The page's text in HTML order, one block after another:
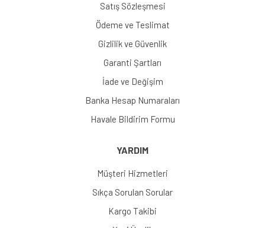
Satış Sözleşmesi
Ödeme ve Teslimat
Gizlilik ve Güvenlik
Garanti Şartları
İade ve Değişim
Banka Hesap Numaraları
Havale Bildirim Formu
YARDIM
Müşteri Hizmetleri
Sıkça Sorulan Sorular
Kargo Takibi